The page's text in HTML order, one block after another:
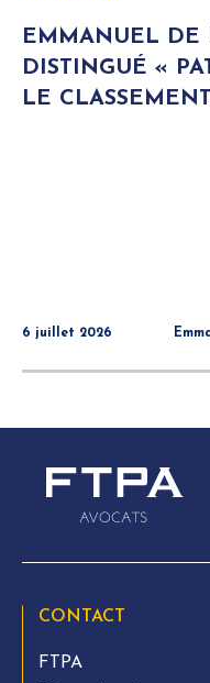
EMMANUEL DE
DISTINGUÉ «
LE
6 juillet 2026
CONTACT
FTPA